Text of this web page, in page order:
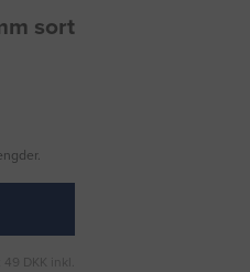
sort
DKK inkl.